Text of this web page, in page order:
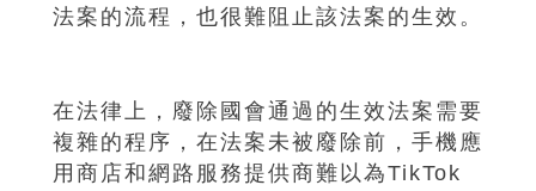
法案的流程，也很難阻止該法案的生效。
在法律上，廢除國會通過的生效法案需要
複雜的程序，在法案未被廢除前，手機應
用商店和網路服務提供商難以為TikTok